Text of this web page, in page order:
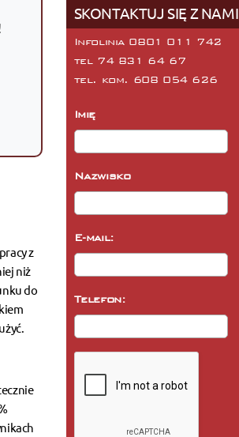
z
niż
do
SKONTAKTUJ SIĘ Z NAMI
Infolinia 0801 011 742
tel 74 831 64 67
tel. kom. 608 054 626
Imię
Nazwisko
E-mail:
Telefon: